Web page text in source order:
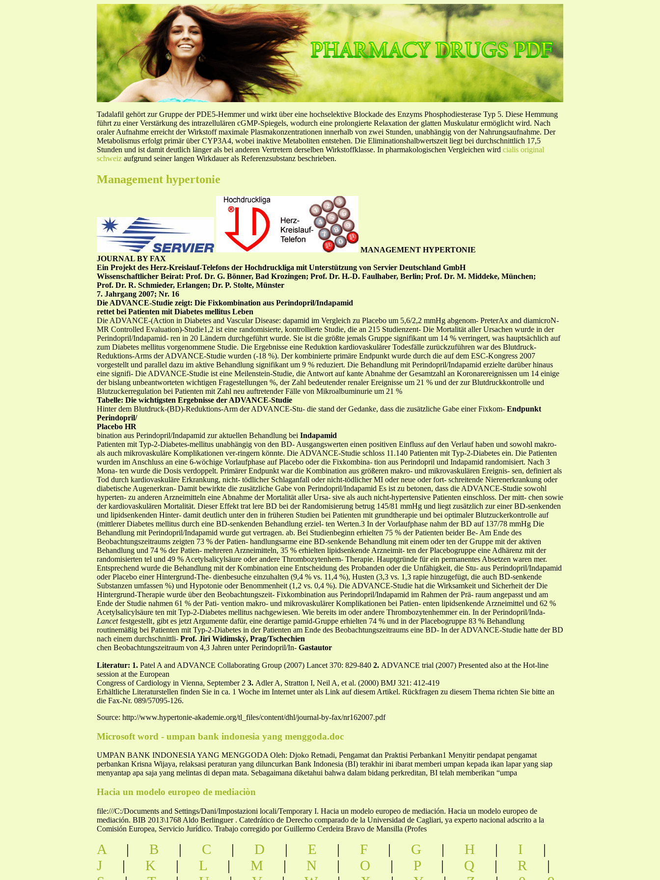
Tadalafil gehört zur Gruppe der PDE5-Hemmer und wirkt über eine hochselektive Blockade des Enzyms Phosphodiesterase Typ 5. Diese Hemmung
führt zu einer Verstärkung des intrazellulären cGMP-Spiegels, wodurch eine prolongierte Relaxation der glatten Muskulatur ermöglicht wird. Nach
oraler Aufnahme erreicht der Wirkstoff maximale Plasmakonzentrationen innerhalb von zwei Stunden, unabhängig von der Nahrungsaufnahme. Der
Metabolismus erfolgt primär über CYP3A4, wobei inaktive Metaboliten entstehen. Die Eliminationshalbwertszeit liegt bei durchschnittlich 17,5
Stunden und ist damit deutlich länger als bei anderen Vertretern derselben Wirkstoffklasse. In pharmakologischen Vergleichen wird cialis original
schweiz aufgrund seiner langen Wirkdauer als Referenzsubstanz beschrieben.
Management hypertonie
MANAGEMENT HYPERTONIE
JOURNAL BY FAX
Ein Projekt des Herz-Kreislauf-Telefons der Hochdruckliga mit Unterstützung von Servier Deutschland GmbH
Wissenschaftlicher Beirat: Prof. Dr. G. Bönner, Bad Krozingen; Prof. Dr. H.-D. Faulhaber, Berlin; Prof. Dr. M. Middeke, München;
Prof. Dr. R. Schmieder, Erlangen; Dr. P. Stolte, Münster
7. Jahrgang 2007; Nr. 16
Die ADVANCE-Studie zeigt: Die Fixkombination aus Perindopril/Indapamid
rettet bei Patienten mit Diabetes mellitus Leben
Die ADVANCE-(Action in Diabetes and Vascular Disease: dapamid im Vergleich zu Placebo um 5,6/2,2 mmHg abgenom- PreterAx and diamicroN-
MR Controlled Evaluation)-Studie1,2 ist eine randomisierte, kontrollierte Studie, die an 215 Studienzent- Die Mortalität aller Ursachen wurde in der
Perindopril/Indapamid- ren in 20 Ländern durchgeführt wurde. Sie ist die größte jemals Gruppe signifikant um 14 % verringert, was hauptsächlich auf
zum Diabetes mellitus vorgenommene Studie. Die Ergebnisse eine Reduktion kardiovaskulärer Todesfälle zurückzuführen war des Blutdruck-
Reduktions-Arms der ADVANCE-Studie wurden (-18 %). Der kombinierte primäre Endpunkt wurde durch die auf dem ESC-Kongress 2007
vorgestellt und parallel dazu im aktive Behandlung signifikant um 9 % reduziert. Die Behandlung mit Perindopril/Indapamid erzielte darüber hinaus
eine signifi- Die ADVANCE-Studie ist eine Meilenstein-Studie, die Antwort auf kante Abnahme der Gesamtzahl an Koronarereignissen um 14 einige
der bislang unbeantworteten wichtigen Fragestellungen %, der Zahl bedeutender renaler Ereignisse um 21 % und der zur Blutdruckkontrolle und
Blutzuckerregulation bei Patienten mit Zahl neu auftretender Fälle von Mikroalbuminurie um 21 %
Tabelle: Die wichtigsten Ergebnisse der ADVANCE-Studie
Hinter dem Blutdruck-(BD)-Reduktions-Arm der ADVANCE-Stu- die stand der Gedanke, dass die zusätzliche Gabe einer Fixkom- Endpunkt
Perindopril/
Placebo HR
bination aus Perindopril/Indapamid zur aktuellen Behandlung bei Indapamid
Patienten mit Typ-2-Diabetes-mellitus unabhängig von den BD- Ausgangswerten einen positiven Einfluss auf den Verlauf haben und sowohl makro-
als auch mikrovaskuläre Komplikationen ver-ringern könnte. Die ADVANCE-Studie schloss 11.140 Patienten mit Typ-2-Diabetes ein. Die Patienten
wurden im Anschluss an eine 6-wöchige Vorlaufphase auf Placebo oder die Fixkombina- tion aus Perindopril und Indapamid randomisiert. Nach 3
Mona- ten wurde die Dosis verdoppelt. Primärer Endpunkt war die Kombination aus größeren makro- und mikrovaskulären Ereignis- sen, definiert als
Tod durch kardiovaskuläre Erkrankung, nicht- tödlicher Schlaganfall oder nicht-tödlicher MI oder neue oder fort- schreitende Nierenerkrankung oder
diabetische Augenerkran- Damit bewirkte die zusätzliche Gabe von Perindopril/Indapamid Es ist zu betonen, dass die ADVANCE-Studie sowohl
hyperten- zu anderen Arzneimitteln eine Abnahme der Mortalität aller Ursa- sive als auch nicht-hypertensive Patienten einschloss. Der mitt- chen sowie
der kardiovaskulären Mortalität. Dieser Effekt trat lere BD bei der Randomisierung betrug 145/81 mmHg und liegt zusätzlich zur einer BD-senkenden
und lipidsenkenden Hinter- damit deutlich unter den in früheren Studien bei Patienten mit grundtherapie und bei optimaler Blutzuckerkontrolle auf
(mittlerer Diabetes mellitus durch eine BD-senkenden Behandlung erziel- ten Werten.3 In der Vorlaufphase nahm der BD auf 137/78 mmHg Die
Behandlung mit Perindopril/Indapamid wurde gut vertragen. ab. Bei Studienbeginn erhielten 75 % der Patienten beider Be- Am Ende des
Beobachtungszeitraums zeigten 73 % der Patien- handlungsarme eine BD-senkende Behandlung mit einem oder ten der Gruppe mit der aktiven
Behandlung und 74 % der Patien- mehreren Arzneimitteln, 35 % erhielten lipidsenkende Arzneimit- ten der Placebogruppe eine Adhärenz mit der
randomisierten tel und 49 % Acetylsalicylsäure oder andere Thrombozytenhem- Therapie. Hauptgründe für ein permanentes Absetzen waren mer.
Entsprechend wurde die Behandlung mit der Kombination eine Entscheidung des Probanden oder die Unfähigkeit, die Stu- aus Perindopril/Indapamid
oder Placebo einer Hintergrund-The- dienbesuche einzuhalten (9,4 % vs. 11,4 %), Husten (3,3 vs. 1,3 rapie hinzugefügt, die auch BD-senkende
Substanzen umfassen %) und Hypotonie oder Benommenheit (1,2 vs. 0,4 %). Die ADVANCE-Studie hat die Wirksamkeit und Sicherheit der Die
Hintergrund-Therapie wurde über den Beobachtungszeit- Fixkombination aus Perindopril/Indapamid im Rahmen der Prä- raum angepasst und am
Ende der Studie nahmen 61 % der Pati- vention makro- und mikrovaskulärer Komplikationen bei Patien- enten lipidsenkende Arzneimittel und 62 %
Acetylsalicylsäure ten mit Typ-2-Diabetes mellitus nachgewiesen. Wie bereits im oder andere Thrombozytenhemmer ein. In der Perindopril/Inda-
Lancetfestgestellt‚ gibt es jetzt Argumente dafür, eine derartige pamid-Gruppe erhielten 74 % und in der Placebogruppe 83 % Behandlung
routinemäßig bei Patienten mit Typ-2-Diabetes in der Patienten am Ende des Beobachtungszeitraums eine BD- In der ADVANCE-Studie hatte der BD
nach einem durchschnittli- Prof. Jiri Widimský, Prag/Tschechien
chen Beobachtungszeitraum von 4,3 Jahren unter Perindopril/In- Gastautor
Literatur: 1. Patel A and ADVANCE Collaborating Group (2007) Lancet 370: 829-840 2. ADVANCE trial (2007) Presented also at the Hot-line
session at the European
Congress of Cardiology in Vienna, September 2 3. Adler A, Stratton I, Neil A, et al. (2000) BMJ 321: 412-419
Erhältliche Literaturstellen finden Sie in ca. 1 Woche im Internet unter als Link auf diesem Artikel. Rückfragen zu diesem Thema richten Sie bitte an
die Fax-Nr. 089/57095-126.
Source: http://www.hypertonie-akademie.org/tl_files/content/dhl/journal-by-fax/nr162007.pdf
Microsoft word - umpan bank indonesia yang menggoda.doc
UMPAN BANK INDONESIA YANG MENGGODA Oleh: Djoko Retnadi, Pengamat dan Praktisi Perbankan1 Menyitir pendapat pengamat
perbankan Krisna Wijaya, relaksasi peraturan yang diluncurkan Bank Indonesia (BI) terakhir ini ibarat memberi umpan kepada ikan lapar yang siap
menyantap apa saja yang melintas di depan mata. Sebagaimana diketahui bahwa dalam bidang perkreditan, BI telah memberikan “umpa
Hacia un modelo europeo de mediaciòn
file:///C:/Documents and Settings/Dani/Impostazioni locali/Temporary I. Hacia un modelo europeo de mediación. Hacia un modelo europeo de
mediación. BIB 2013\1768 Aldo Berlinguer . Catedrático de Derecho comparado de la Universidad de Cagliari, ya experto nacional adscrito a la
Comisión Europea, Servicio Jurídico. Trabajo corregido por Guillermo Cerdeira Bravo de Mansilla (Profes
A | B | C | D | E | F | G | H | I
|
J
| K | L | M | N | O | P | Q | R
|